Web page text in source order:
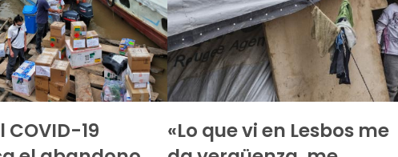
COVID-19
«Lo que vi en Lesbos me